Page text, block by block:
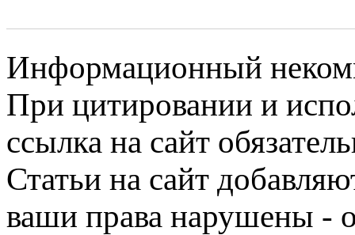
Информационный
При цитировании и
ссылка на сайт
Статьи на сайт
ваши права нарушены -